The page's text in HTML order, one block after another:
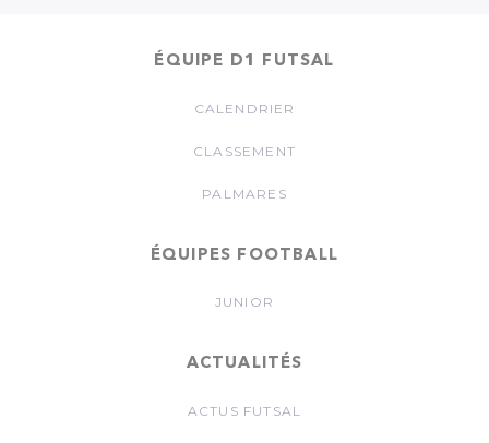
ÉQUIPE D1 FUTSAL
CALENDRIER
CLASSEMENT
PALMARES
ÉQUIPES FOOTBALL
JUNIOR
ACTUALITÉS
ACTUS FUTSAL